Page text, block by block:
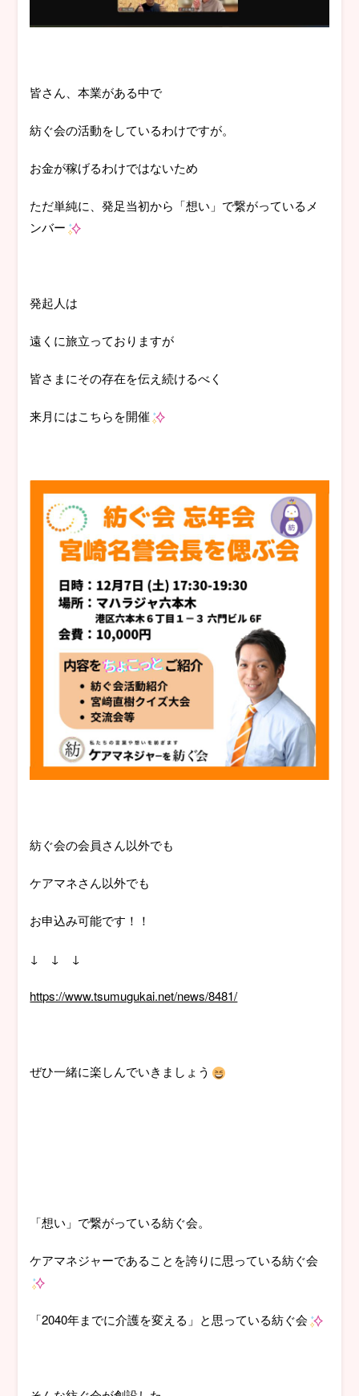
皆さん、本業がある中で
紡ぐ会の活動をしているわけですが。
お金が稼げるわけではないため
ただ単純に、発足当初から「想い」で繋がっているメ
ンバー
発起人は
遠くに旅立っておりますが
皆さまにその存在を伝え続けるべく
来月にはこちらを開催
紡ぐ会の会員さん以外でも
ケアマネさん以外でも
お申込み可能です！！
↓ ↓ ↓
https://www.tsumugukai.net/news/8481/
ぜひ一緒に楽しんでいきましょう
「想い」で繋がっている紡ぐ会。
ケアマネジャーであることを誇りに思っている紡ぐ会
「2040年までに介護を変える」と思っている紡ぐ会